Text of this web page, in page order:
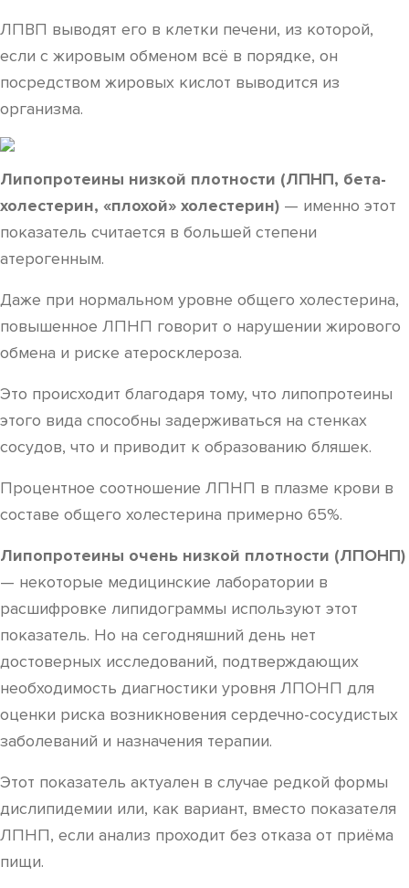
ЛПВП выводят его в клетки печени, из которой,
если с жировым обменом всё в порядке, он
посредством жировых кислот выводится из
организма.
Липопротеины низкой плотности (ЛПНП, бета-
холестерин, «плохой» холестерин) — именно этот
показатель считается в большей степени
атерогенным.
Даже при нормальном уровне общего холестерина,
повышенное ЛПНП говорит о нарушении жирового
обмена и риске атеросклероза.
Это происходит благодаря тому, что липопротеины
этого вида способны задерживаться на стенках
сосудов, что и приводит к образованию бляшек.
Процентное соотношение ЛПНП в плазме крови в
составе общего холестерина примерно 65%.
Липопротеины очень низкой плотности (ЛПОНП)
— некоторые медицинские лаборатории в
расшифровке липидограммы используют этот
показатель. Но на сегодняшний день нет
достоверных исследований, подтверждающих
необходимость диагностики уровня ЛПОНП для
оценки риска возникновения сердечно-сосудистых
заболеваний и назначения терапии.
Этот показатель актуален в случае редкой формы
дислипидемии или, как вариант, вместо показателя
ЛПНП, если анализ проходит без отказа от приёма
пищи.